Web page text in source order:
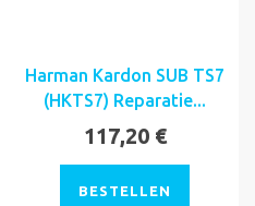
Harman Kardon SUB TS7
(HKTS7) Reparatie...
117,20 €
BESTELLEN